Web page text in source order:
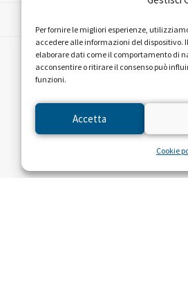
Per fornire le migliori esperienze,
accedere alle informazioni del dispositivo.
elaborare dati come il comportamento di
acconsentire o ritirare il consenso può
funzioni.
Accetta
Cookie